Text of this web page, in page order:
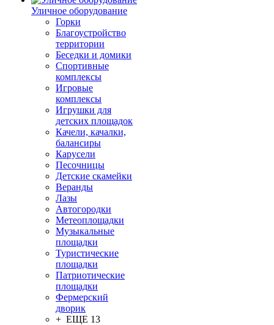
Уличное оборудование
Горки
Благоустройство
территории
Беседки и домики
Спортивные
комплексы
Игровые
комплексы
Игрушки для
детских площадок
Качели, качалки,
балансиры
Карусели
Песочницы
Детские скамейки
Веранды
Лазы
Автогородки
Метеоплощадки
Музыкальные
площадки
Туристические
площадки
Патриотические
площадки
Фермерский
дворик
+ ЕЩЕ 13